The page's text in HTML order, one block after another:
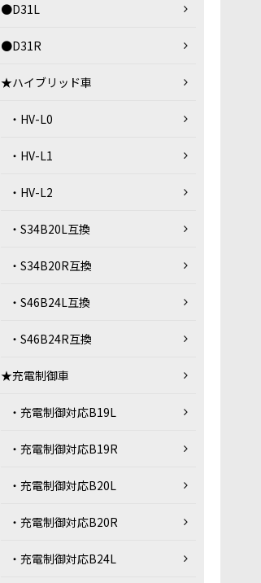
●D31L
●D31R
★ハイブリッド車
・HV-L0
・HV-L1
・HV-L2
・S34B20L互換
・S34B20R互換
・S46B24L互換
・S46B24R互換
★充電制御車
・充電制御対応B19L
・充電制御対応B19R
・充電制御対応B20L
・充電制御対応B20R
・充電制御対応B24L